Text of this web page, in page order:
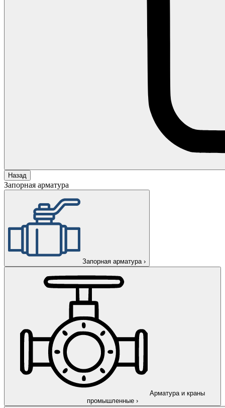
Назад
Запорная арматура
Запорная арматура ›
Арматура и краны
промышленные ›